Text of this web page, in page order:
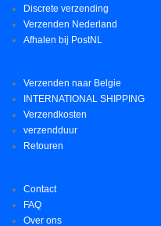
Discrete verzending
Verzenden Nederland
Afhalen bij PostNL
Verzenden naar Belgie
INTERNATIONAL SHIPPING
Verzendkosten
verzendduur
Retouren
Contact
FAQ
Over ons